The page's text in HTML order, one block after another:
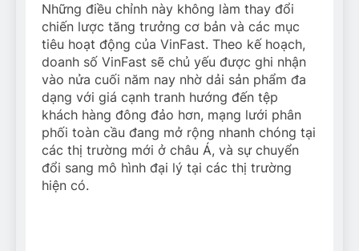
Những điều chỉnh này không làm thay đổi
chiến lược tăng trưởng cơ bản và các mục
tiêu hoạt động của VinFast. Theo kế hoạch,
doanh số VinFast sẽ chủ yếu được ghi nhận
vào nửa cuối năm nay nhờ dải sản phẩm đa
dạng với giá cạnh tranh hướng đến tệp
khách hàng đông đảo hơn, mạng lưới phân
phối toàn cầu đang mở rộng nhanh chóng tại
các thị trường mới ở châu Á, và sự chuyển
đổi sang mô hình đại lý tại các thị trường
hiện có.